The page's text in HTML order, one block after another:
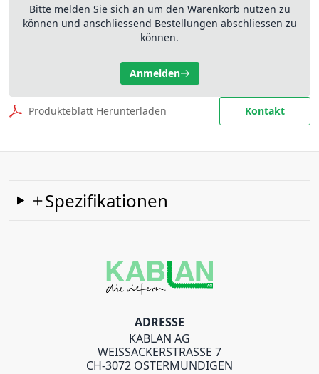
Bitte melden Sie sich an um den Warenkorb nutzen zu
können und anschliessend Bestellungen abschliessen zu
können.
Anmelden
Produkteblatt Herunterladen Kontakt
Spezifikationen
ADRESSE
KABLAN AG
WEISSACKERSTRASSE 7
CH-3072 OSTERMUNDIGEN